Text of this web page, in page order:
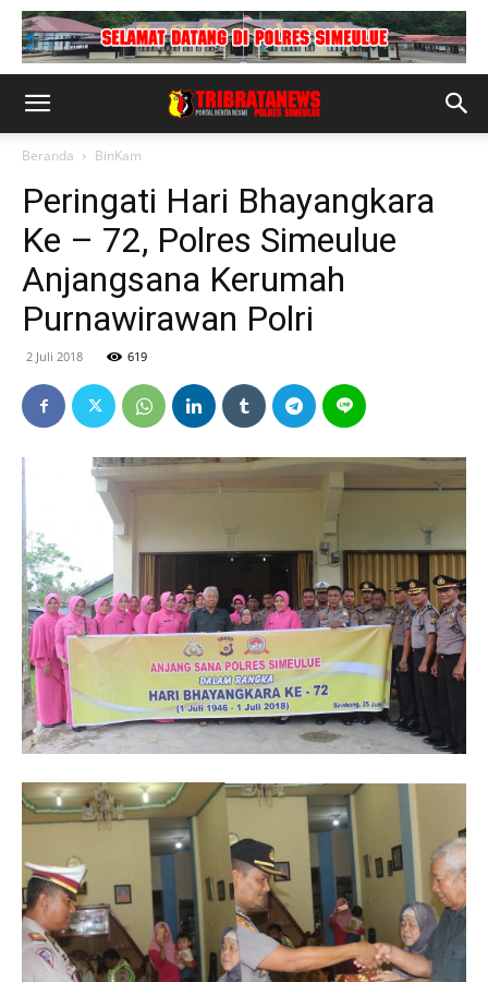
Beranda BinKam
Peringati Hari Bhayangkara
Ke – 72, Polres Simeulue
Anjangsana Kerumah
Purnawirawan Polri
2 Juli 2018 619